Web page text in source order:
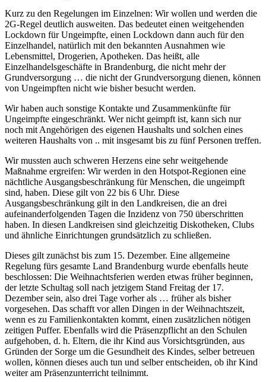
Kurz zu den Regelungen im Einzelnen: Wir wollen und werden die
2G-Regel deutlich ausweiten. Das bedeutet einen weitgehenden
Lockdown für Ungeimpfte, einen Lockdown dann auch für den
Einzelhandel, natürlich mit den bekannten Ausnahmen wie
Lebensmittel, Drogerien, Apotheken. Das heißt, alle
Einzelhandelsgeschäfte in Brandenburg, die nicht mehr der
Grundversorgung … die nicht der Grundversorgung dienen, können
von Ungeimpften nicht wie bisher besucht werden.
Wir haben auch sonstige Kontakte und Zusammenkünfte für
Ungeimpfte eingeschränkt. Wer nicht geimpft ist, kann sich nur
noch mit Angehörigen des eigenen Haushalts und solchen eines
weiteren Haushalts von .. mit insgesamt bis zu fünf Personen treffen.
Wir mussten auch schweren Herzens eine sehr weitgehende
Maßnahme ergreifen: Wir werden in den Hotspot-Regionen eine
nächtliche Ausgangsbeschränkung für Menschen, die ungeimpft
sind, haben. Diese gilt von 22 bis 6 Uhr. Diese
Ausgangsbeschränkung gilt in den Landkreisen, die an drei
aufeinanderfolgenden Tagen die Inzidenz von 750 überschritten
haben. In diesen Landkreisen sind gleichzeitig Diskotheken, Clubs
und ähnliche Einrichtungen grundsätzlich zu schließen.
Dieses gilt zunächst bis zum 15. Dezember. Eine allgemeine
Regelung fürs gesamte Land Brandenburg wurde ebenfalls heute
beschlossen: Die Weihnachtsferien werden etwas früher beginnen,
der letzte Schultag soll nach jetzigem Stand Freitag der 17.
Dezember sein, also drei Tage vorher als … früher als bisher
vorgesehen. Das schafft vor allen Dingen in der Weihnachtszeit,
wenn es zu Familienkontakten kommt, einen zusätzlichen nötigen
zeitigen Puffer. Ebenfalls wird die Präsenzpflicht an den Schulen
aufgehoben, d. h. Eltern, die ihr Kind aus Vorsichtsgründen, aus
Gründen der Sorge um die Gesundheit des Kindes, selber betreuen
wollen, können dieses auch tun und selber entscheiden, ob ihr Kind
weiter am Präsenzunterricht teilnimmt.